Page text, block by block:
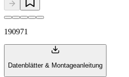
190971
Datenblätter & Montageanleitung